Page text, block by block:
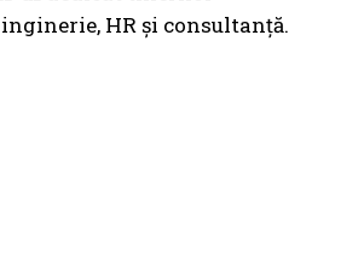
HR și consultanță.